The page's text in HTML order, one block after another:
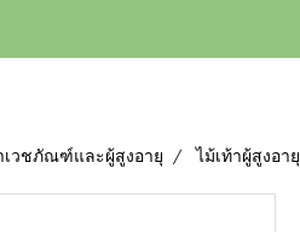
เวชภัณฑ์และผู้สูงอายุ ไม้เท้าผู้สูงอายุ